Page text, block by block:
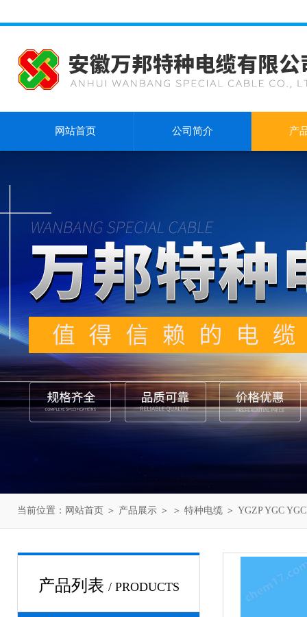
网站首页 公司简介 产
当前位置： 网站首页 ＞ 产品展示 ＞ ＞ 特种电缆 ＞ YGZP YGC
产品列表 / PRODUCTS